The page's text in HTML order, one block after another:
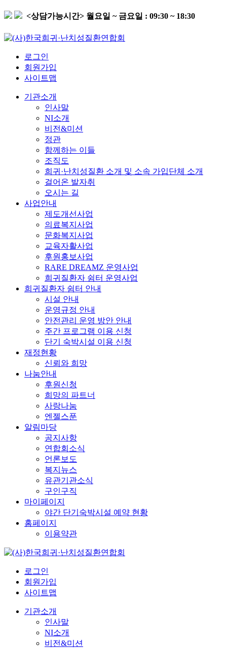
<상담가능시간> 월요일 ~ 금요일 : 09:30 ~ 18:30
로그인
회원가입
사이트맵
기관소개
인사말
NI소개
비전&미션
정관
함께하는 이들
조직도
희귀·난치성질환 소개 및 소속 가입단체 소개
걸어온 발자취
오시는 길
사업안내
제도개선사업
의료복지사업
문화복지사업
교육자활사업
후원홍보사업
RARE DREAMZ 운영사업
희귀질환자 쉼터 운영사업
희귀질환자 쉼터 안내
시설 안내
운영규정 안내
안전관리 운영 방안 안내
주간 프로그램 이용 신청
단기 숙박시설 이용 신청
재정현황
신뢰와 희망
나눔안내
후원신청
희망의 파트너
사랑나눔
엔젤스푼
알림마당
공지사항
연합회소식
언론보도
복지뉴스
유관기관소식
구인구직
마이페이지
야간 단기숙박시설 예약 현황
홈페이지
이용약관
로그인
회원가입
사이트맵
기관소개
인사말
NI소개
비전&미션